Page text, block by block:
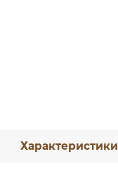
Характеристики